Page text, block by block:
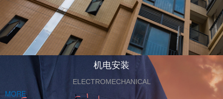
机电安装
ELECTROMECHANICAL
MORE